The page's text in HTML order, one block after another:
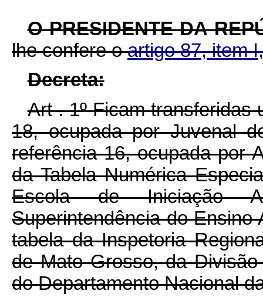
O PRESIDENTE DA
lhe confere oartigo 87, item
Decreta:
Art . 1º Ficam transferidas
18, ocupada por Juvenal
referência 16, ocupada por
da Tabela Numérica
Escola de Iniciação
Superintendência do Ensino
tabela da Inspetoria
de Mato Grosso, da
do Departamento Nacional